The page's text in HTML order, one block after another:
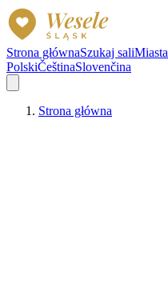
Strona głównaSzukaj saliMiasta
PolskiČeštinaSlovenčina
Strona główna